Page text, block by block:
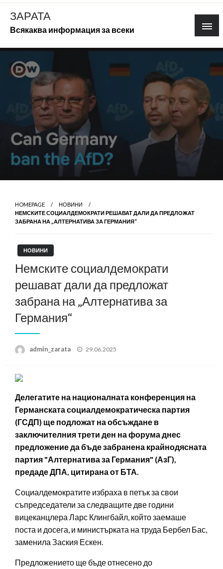
Skip
content
ЗАРАТА
Всякаква информация за всеки
HOMEPAGE
НОВИНИ
НЕМСКИТЕ СОЦИАЛДЕМОКРАТИ РЕШАВАТ ДАЛИ ДА ПРЕДЛОЖАТ
ЗАБРАНА НА „АЛТЕРНАТИВА ЗА ГЕРМАНИЯ“
НОВИНИ
Немските социалдемократи
решават дали да предложат
забрана на „Алтернатива за
Германия“
admin_zarata
Posted
29.06.2025
Делегатите на националната конференция на
Германската социалдемократическа партия
(ГСДП) ще подложат на обсъждане в
заключителния трети ден на форума днес
предложение да бъде забранена крайнодясната
партия "Алтернатива за Германия" (АзГ),
предаде ДПА, цитирана от БТА.
Социалдемократите избраха в петък за свои
съпредседатели за следващите две години
вицеканцлера Ларс Клингбайл, който заемаше
поста и досега, и министърката на труда Бербел Бас,
заменила Заския Ескен.
Предложението ще бъде отнесено до